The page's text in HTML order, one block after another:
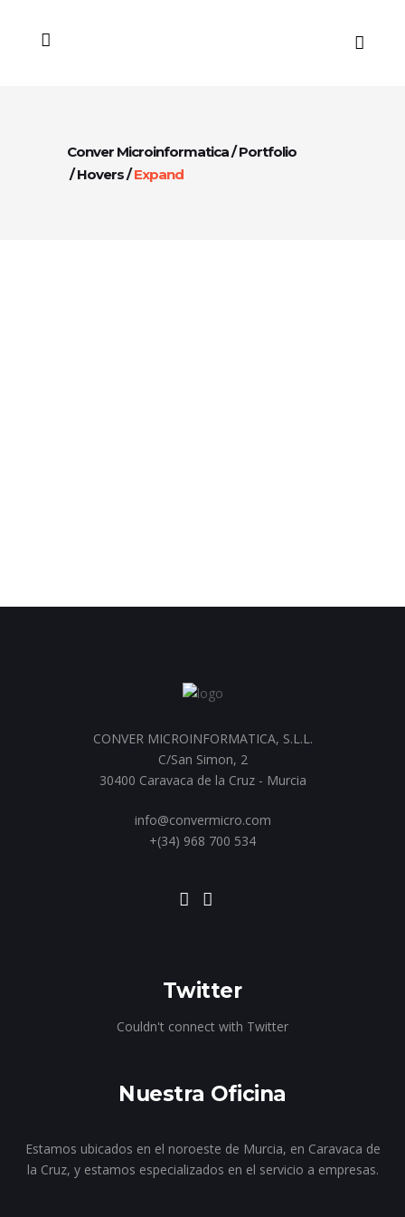
Conver Microinformatica/Portfolio
/Hovers/Expand
CONVER MICROINFORMATICA, S.L.L.
C/San Simon, 2
30400 Caravaca de la Cruz - Murcia
info@convermicro.com
+(34) 968 700 534
Twitter
Couldn't connect with Twitter
Nuestra Oficina
Estamos ubicados en el noroeste de Murcia, en Caravaca de
la Cruz, y estamos especializados en el servicio a empresas.